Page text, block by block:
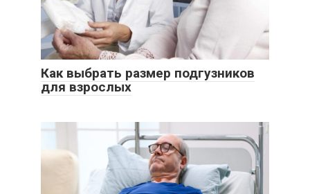
Как выбрать размер подгузников
для взрослых